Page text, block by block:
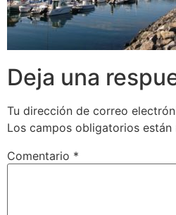
Deja una
Tu dirección de correo
Los campos obligatorios están
Comentario *